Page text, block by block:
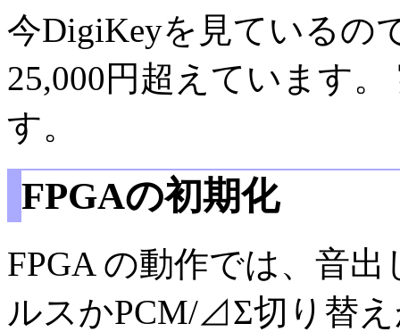
今DigiKeyを見ているの
25,000円超えています
す。
FPGAの初期化
FPGA の動作では、音
ルスかPCM/⊿Σ切り替